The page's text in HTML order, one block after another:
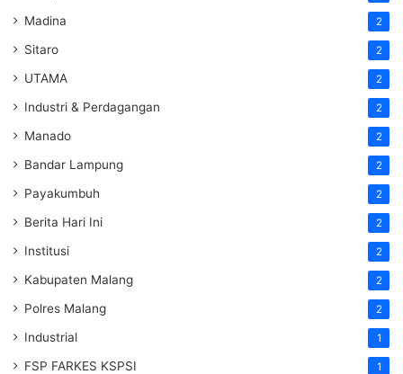
Madina 2
Sitaro 2
UTAMA 2
Industri & Perdagangan 2
Manado 2
Bandar Lampung 2
Payakumbuh 2
Berita Hari Ini 2
Institusi 2
Kabupaten Malang 2
Polres Malang 2
Industrial 1
FSP FARKES KSPSI 1